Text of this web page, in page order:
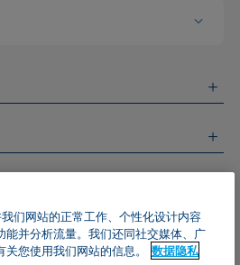
们网站的正常工作、个性化设计内容
能并分析流量。我们还同社交媒体、广
您使用我们网站的信息。
数据隐私